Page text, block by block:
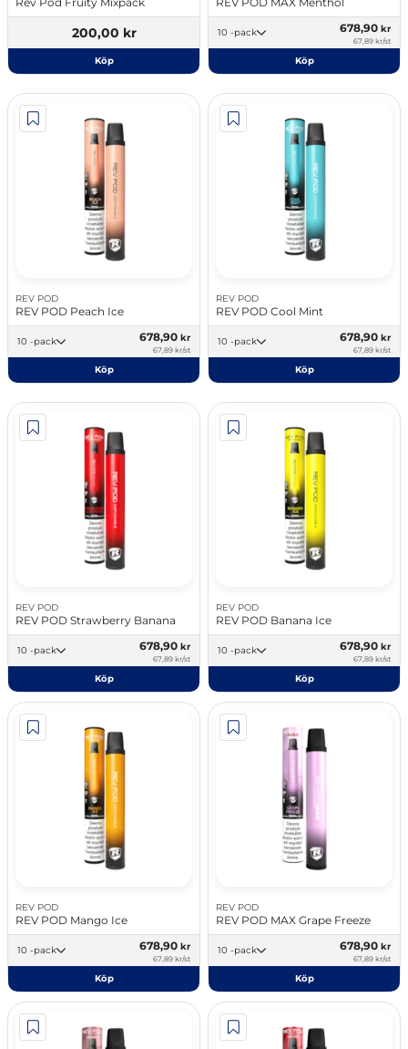
200,00 kr
Köp
10 -pack 678,90 kr
67,89 kr/st
Köp
REV POD
REV POD Peach Ice
10 -pack 678,90 kr
67,89 kr/st
Köp
REV POD
REV POD Cool Mint
10 -pack 678,90 kr
67,89 kr/st
Köp
REV POD
REV POD Strawberry Banana
10 -pack 678,90 kr
67,89 kr/st
Köp
REV POD
REV POD Banana Ice
10 -pack 678,90 kr
67,89 kr/st
Köp
REV POD
REV POD Mango Ice
10 -pack 678,90 kr
67,89 kr/st
Köp
REV POD
REV POD MAX Grape Freeze
10 -pack 678,90 kr
67,89 kr/st
Köp